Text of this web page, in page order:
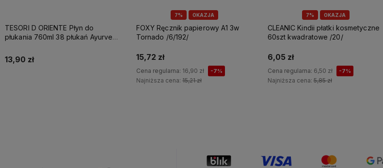
TESORI D ORIENTE Płyn do
płukania 760ml 38 płukań Ayurveda
13,90 zł
7% OKAZJA
FOXY Ręcznik papierowy A1 3w
Tornado /6/192/
15,72 zł
Cena regularna: 16,90 zł -7%
Najniższa cena: 15,21 zł
7% OKAZJA
CLEANIC Kindii płatki kosmetyczne
60szt kwadratowe /20/
6,05 zł
Cena regularna: 6,50 zł -7%
Najniższa cena:5,85 zł